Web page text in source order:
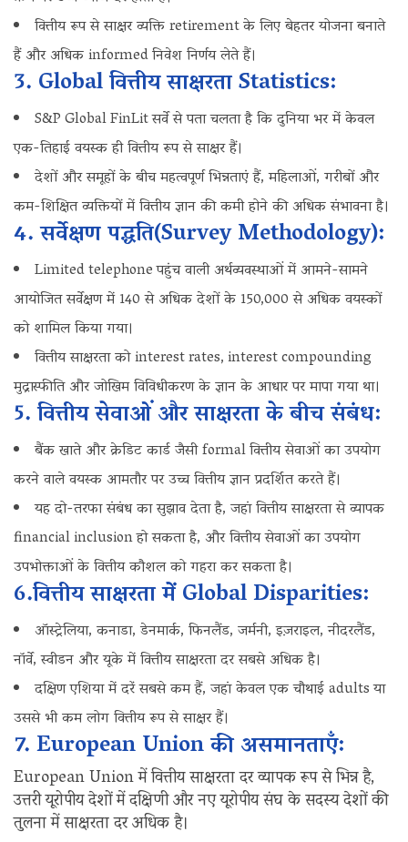
वित्तीय रूप से साक्षर व्यक्ति retirement के लिए बेहतर योजना बनाते
हैं और अधिक informed निवेश निर्णय लेते हैं।
3. Global वित्तीय साक्षरता Statistics:
S&P Global FinLit सर्वे से पता चलता है कि दुनिया भर में केवल
एक-तिहाई वयस्क ही वित्तीय रूप से साक्षर हैं।
देशों और समूहों के बीच महत्वपूर्ण भिन्नताएं हैं, महिलाओं, गरीबों और
कम-शिक्षित व्यक्तियों में वित्तीय ज्ञान की कमी होने की अधिक संभावना है।
4. सर्वेक्षण पद्धति(Survey Methodology):
Limited telephone पहुंच वाली अर्थव्यवस्थाओं में आमने-सामने
आयोजित सर्वेक्षण में 140 से अधिक देशों के 150,000 से अधिक वयस्कों
को शामिल किया गया।
वित्तीय साक्षरता को interest rates, interest compounding
मुद्रास्फीति और जोखिम विविधीकरण के ज्ञान के आधार पर मापा गया था।
5. वित्तीय सेवाओं और साक्षरता के बीच संबंध:
बैंक खाते और क्रेडिट कार्ड जैसी formal वित्तीय सेवाओं का उपयोग
करने वाले वयस्क आमतौर पर उच्च वित्तीय ज्ञान प्रदर्शित करते हैं।
यह दो-तरफा संबंध का सुझाव देता है, जहां वित्तीय साक्षरता से व्यापक
financial inclusion हो सकता है, और वित्तीय सेवाओं का उपयोग
उपभोक्ताओं के वित्तीय कौशल को गहरा कर सकता है।
6.वित्तीय साक्षरता में Global Disparities:
ऑस्ट्रेलिया, कनाडा, डेनमार्क, फिनलैंड, जर्मनी, इज़राइल, नीदरलैंड,
नॉर्वे, स्वीडन और यूके में वित्तीय साक्षरता दर सबसे अधिक है।
दक्षिण एशिया में दरें सबसे कम हैं, जहां केवल एक चौथाई adults या
उससे भी कम लोग वित्तीय रूप से साक्षर हैं।
7. European Union की असमानताएँ:
European Union में वित्तीय साक्षरता दर व्यापक रूप से भिन्न है,
उत्तरी यूरोपीय देशों में दक्षिणी और नए यूरोपीय संघ के सदस्य देशों की
तुलना में साक्षरता दर अधिक है।